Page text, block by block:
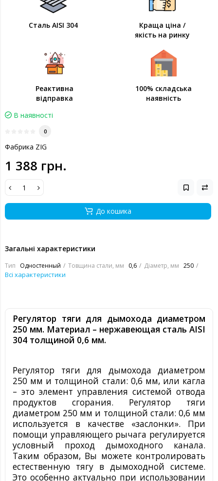
Сталь AISI 304
Краща ціна /
якість на ринку
Реактивна
відправка
100% складська
наявність
В наявності
0
Фабрика ZIG
1 388 грн.
До кошика
Загальні характеристики
Тип Одностенный Товщина стали, мм 0,6 Діаметр, мм 250
Всі характеристики
Регулятор тяги для дымохода диаметром
250 мм. Материал – нержавеющая сталь AISI
304 толщиной 0,6 мм.
Регулятор тяги для дымохода диаметром
250 мм и толщиной стали: 0,6 мм, или кагла
– это элемент управления системой отвода
продуктов сгорания. Регулятор тяги
диаметром 250 мм и толщиной стали: 0,6 мм
используется в качестве «заслонки». При
помощи управляющего рычага регулируется
условный проход дымоходного канала.
Таким образом, Вы можете контролировать
естественную тягу в дымоходной системе.
Это особенно актуально при использовании